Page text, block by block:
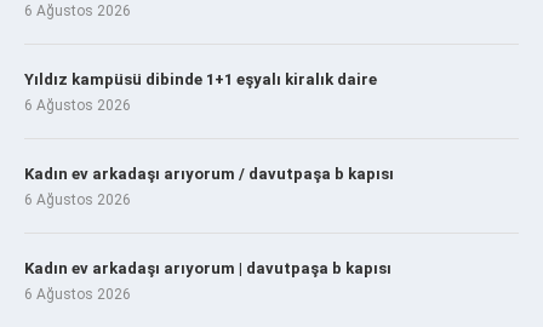
6 Ağustos 2026
Yıldız kampüsü dibinde 1+1 eşyalı kiralık daire
6 Ağustos 2026
Kadın ev arkadaşı arıyorum / davutpaşa b kapısı
6 Ağustos 2026
Kadın ev arkadaşı arıyorum | davutpaşa b kapısı
6 Ağustos 2026